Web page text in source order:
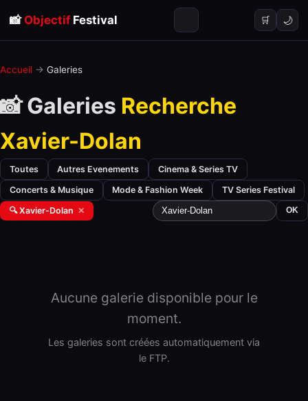
📸 ObjectifFestival 🛒 🌙
Accueil → Galeries
📸 Galeries Recherche
Xavier-Dolan
Toutes Autres Evenements Cinema & Series TV
Concerts & Musique Mode & Fashion Week TV Series Festival
🔍 Xavier-Dolan ✕ OK
Aucune galerie disponible pour le
moment.
Les galeries sont créées automatiquement via
le FTP.